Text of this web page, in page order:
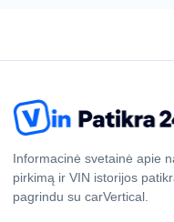
Informacinė svetainė apie
pirkimą ir VIN istorijos
pagrindu su carVertical.